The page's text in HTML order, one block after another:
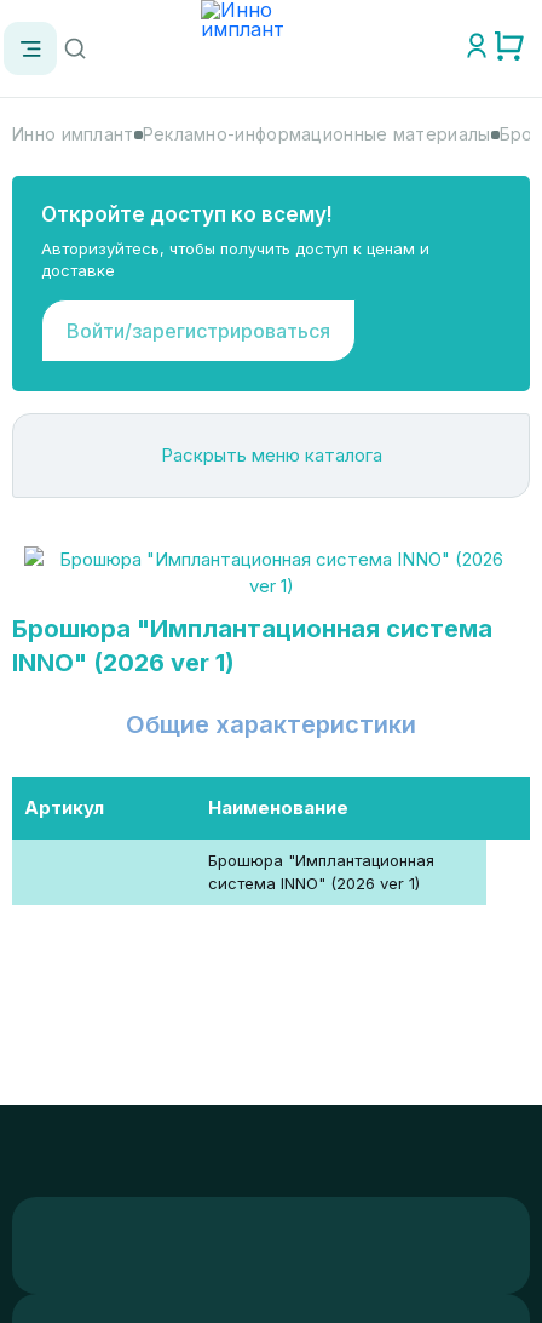
Инно имплант Рекламно-информационные материалы
Откройте доступ ко всему!
Авторизуйтесь, чтобы получить доступ к ценам и
доставке
Войти/зарегистрироваться
Раскрыть меню каталога
Брошюра "Имплантационная система
INNO" (2026 ver 1)
Общие характеристики
Артикул Наименование
Брошюра "Имплантационная
система INNO" (2026 ver 1)